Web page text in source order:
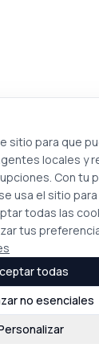
sitio para que
locales y
Con tu
usa el sitio
todas las
tus
no esenciales
todas